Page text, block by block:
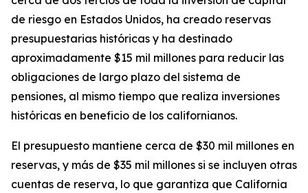
de riesgo en Estados Unidos, ha creado reservas
presupuestarias históricas y ha destinado
aproximadamente $15 mil millones para reducir las
obligaciones de largo plazo del sistema de
pensiones, al mismo tiempo que realiza inversiones
históricas en beneficio de los californianos.
El presupuesto mantiene cerca de $30 mil millones en
reservas, y más de $35 mil millones si se incluyen otras
cuentas de reserva, lo que garantiza que California